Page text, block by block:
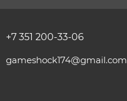
+7 351 200-33-06
gameshock174@gmail.com